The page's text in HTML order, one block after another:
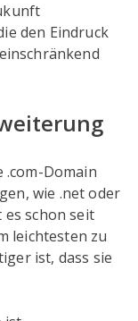
den Eindruck
.com-Domain
wie .net oder
es schon seit
leichtesten zu
ist, dass sie